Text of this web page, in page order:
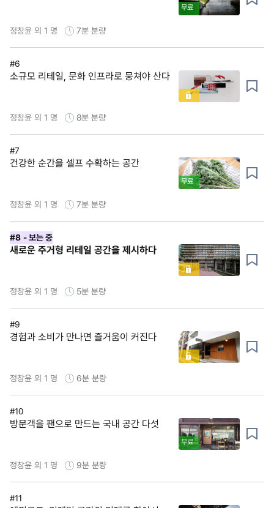
무료
정창윤 외 1 명 7분 분량
#6
소규모 리테일, 문화 인프라로 뭉쳐야 산다
정창윤 외 1 명 8분 분량
#7
건강한 순간을 셀프 수확하는 공간
무료
정창윤 외 1 명 7분 분량
#8 - 보는 중
새로운 주거형 리테일 공간을 제시하다
정창윤 외 1 명 5분 분량
#9
경험과 소비가 만나면 즐거움이 커진다
정창윤 외 1 명 6분 분량
#10
방문객을 팬으로 만드는 국내 공간 다섯
무료
정창윤 외 1 명 9분 분량
#11